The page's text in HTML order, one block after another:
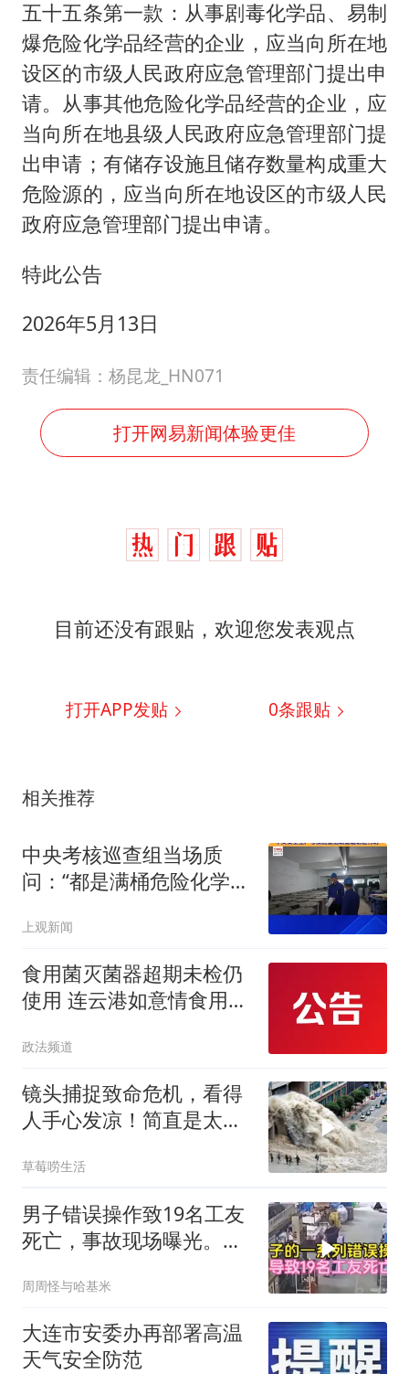
五十五条第一款：从事剧毒化学品、易制
爆危险化学品经营的企业，应当向所在地
设区的市级人民政府应急管理部门提出申
请。从事其他危险化学品经营的企业，应
当向所在地县级人民政府应急管理部门提
出申请；有储存设施且储存数量构成重大
危险源的，应当向所在地设区的市级人民
政府应急管理部门提出申请。
特此公告
2026年5月13日
责任编辑：杨昆龙_HN071
打开网易新闻体验更佳
目前还没有跟贴，欢迎您发表观点
打开APP发贴 0条跟贴
相关推荐
中央考核巡查组当场质
问：“都是满桶危险化学
上观新闻
食用菌灭菌器超期未检仍
使用 连云港如意情食用菌
万元
政法频道
镜头捕捉致命危机，看得
人手心发凉！简直是太恐
草莓唠生活
男子错误操作致19名工友
死亡，事故现场曝光。一
周周怪与哈基米
大连市安委办再部署高温
天气安全防范